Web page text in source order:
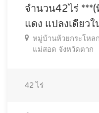
จำนวน42ไร่
แดง แปลงเดียว
หมู่บ้านห้วยกระโหล
แม่สอด จังหวัดตาก
42ไร่